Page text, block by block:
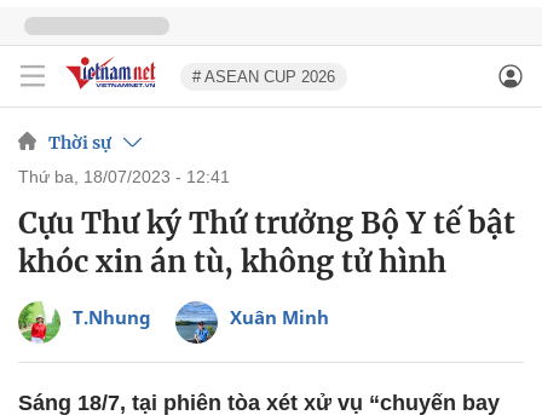
# ASEAN CUP 2026
Thời sự
thứ ba, 18/07/2023 - 12:41
Cựu Thư ký Thứ trưởng Bộ Y tế bật
khóc xin án tù, không tử hình
T.Nhung Xuân Minh
Sáng 18/7, tại phiên tòa xét xử vụ “chuyến bay